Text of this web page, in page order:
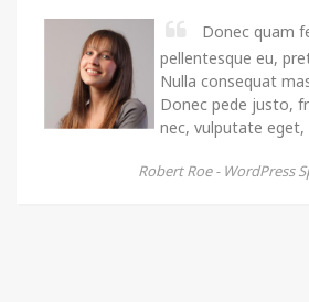
Donec quam
pellentesque eu,
Nulla consequat
Donec pede justo,
nec, vulputate eget,
Robert Roe - WordPress